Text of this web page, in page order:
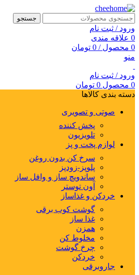
جستجو
ورود / ثبت نام
0 علاقه مندی
0 محصول /
0 تومان
منو
ورود / ثبت نام
0 محصول 0 تومان
دسته بندی کالاها
صوتی و تصویری
پخش کننده
تلویزیون
لوازم پخت و پز
سرخ کن بدون روغن
پلوپز-زودپز
ساندویچ ساز و وافل ساز
آون توستر
خردکن و غذاساز
گوشت کوب برقی
غذا ساز
همزن
مخلوط کن
چرخ گوشت
خردکن
جاروبرقی